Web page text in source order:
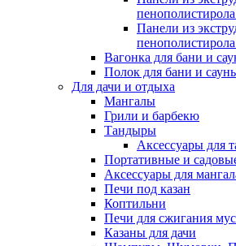
Панели из
Вагонка для бани и
Полок для бани и
Для дачи и отдыха
Мангалы
Грили и барбекю
Тандыры
Аксессуары для
Портативные и
Аксессуары для
Печи под казан
Коптильни
Печи для сжигания
Казаны для дачи